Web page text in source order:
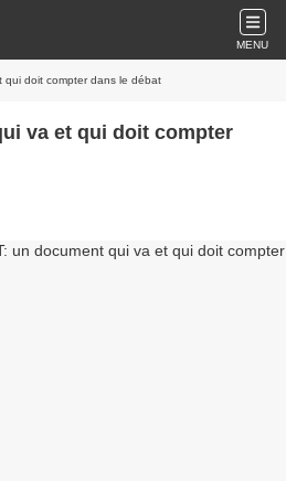
MENU
qui doit compter dans le débat
va et qui doit compter